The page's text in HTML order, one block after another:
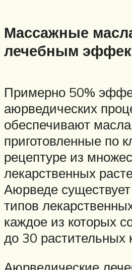
Массажные
лечебным
Примерно 50%
аюрведических
обеспечивают
приготовленные по
рецептуре из
лекарственных
Аюрведе
типов
каждое из которых
до 30 растительных